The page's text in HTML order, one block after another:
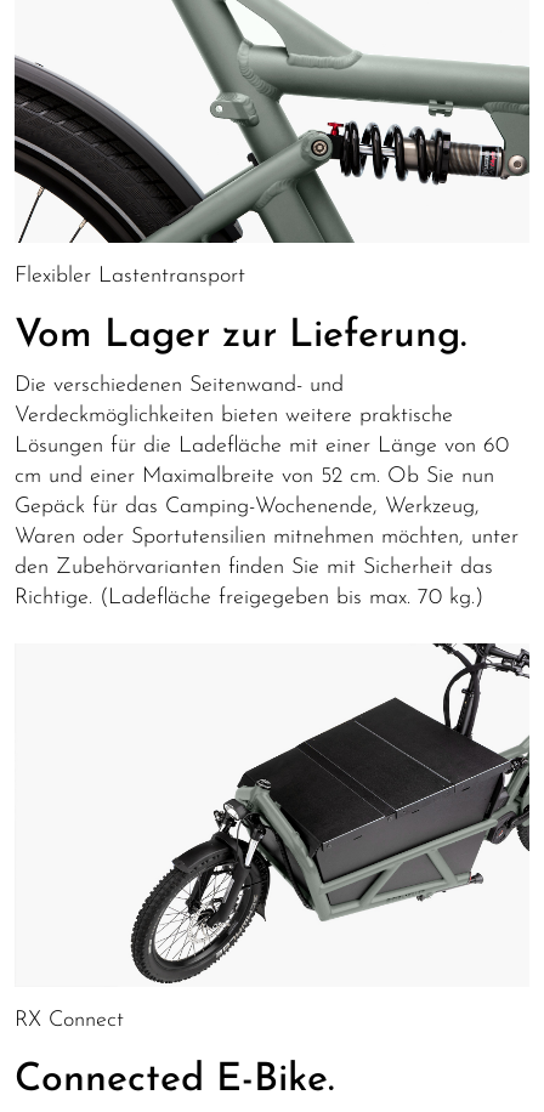
Flexibler Lastentransport
Vom Lager zur Lieferung.
Die verschiedenen Seitenwand- und
Verdeckmöglichkeiten bieten weitere praktische
Lösungen für die Ladefläche mit einer Länge von 60
cm und einer Maximalbreite von 52 cm. Ob Sie nun
Gepäck für das Camping-Wochenende, Werkzeug,
Waren oder Sportutensilien mitnehmen möchten, unter
den Zubehörvarianten finden Sie mit Sicherheit das
Richtige. (Ladefläche freigegeben bis max. 70 kg.)
RX Connect
Connected E-Bike.